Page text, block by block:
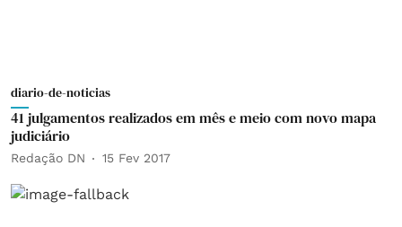
diario-de-noticias
41 julgamentos realizados em mês e meio com novo mapa
judiciário
Redação DN 15 Fev 2017